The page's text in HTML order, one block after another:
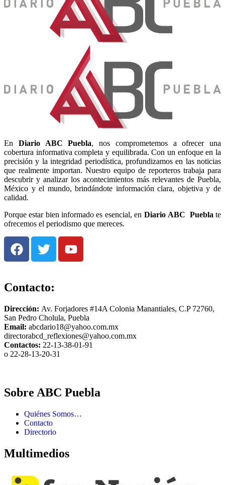
En Diario ABC Puebla, nos comprometemos a ofrecer una
cobertura informativa completa y equilibrada. Con un enfoque en la
precisión y la integridad periodística, profundizamos en las noticias
que realmente importan. Nuestro equipo de reporteros trabaja para
descubrir y analizar los acontecimientos más relevantes de Puebla,
México y el mundo, brindándote información clara, objetiva y de
calidad.
Porque estar bien informado es esencial, en Diario ABC Puebla te
ofrecemos el periodismo que mereces.
Contacto:
Dirección: Av. Forjadores #14A Colonia Manantiales, C.P 72760,
San Pedro Cholula, Puebla
Email: abcdario18@yahoo.com.mx
directorabcd_reflexiones@yahoo.com.mx
Contactos: 22-13-38-01-91
o 22-28-13-20-31
Sobre ABC Puebla
Quiénes Somos…
Contacto
Directorio
Multimedios